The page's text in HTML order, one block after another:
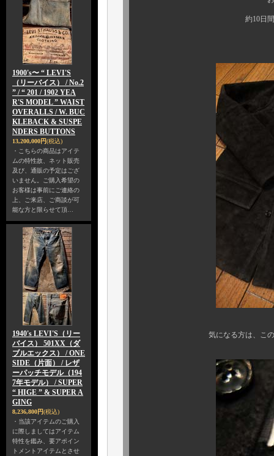
1900's〜 “ LEVI'S
（リーバイス） / No.2
” / “ 201 / 1902 YEA
R'S MODEL ” WAIST
OVERALLS / W. BUC
KLEBACK & SUSPE
NDERS BUTTONS
13,200,000円(税込)
・こちらの商品はアイテ
ムの特性故、ネット販売
及び、通販の予定はござ
いません。ご購入希望の
お客様は事前にご連絡の
上、ご来店、ご商談が可
能な方と限らせて頂…
1940's LEVI'S（リー
バイス） 501XX（ダ
ブルエックス） / ONE
SIDE（片面） / レザ
ーパッチモデル（194
7年モデル） / SUPER
“ HIGE ” & SUPER A
GING
8,236,800円(税込)
・当該アイテムのご購入
に際しましてはアイテム
特性を鑑み、要アポイン
トメントアイテムとさせ
約10日間の店頭サンプ
気になる方は、この期間に是